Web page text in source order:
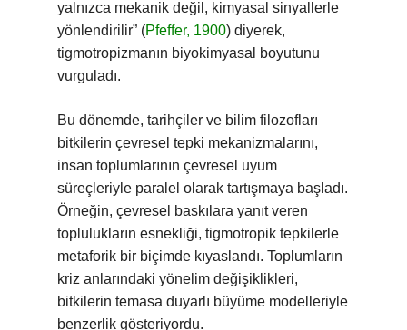
yalnızca mekanik değil, kimyasal sinyallerle
yönlendirilir” (Pfeffer, 1900) diyerek,
tigmotropizmanın biyokimyasal boyutunu
vurguladı.
Bu dönemde, tarihçiler ve bilim filozofları
bitkilerin çevresel tepki mekanizmalarını,
insan toplumlarının çevresel uyum
süreçleriyle paralel olarak tartışmaya başladı.
Örneğin, çevresel baskılara yanıt veren
toplulukların esnekliği, tigmotropik tepkilerle
metaforik bir biçimde kıyaslandı. Toplumların
kriz anlarındaki yönelim değişiklikleri,
bitkilerin temasa duyarlı büyüme modelleriyle
benzerlik gösteriyordu.